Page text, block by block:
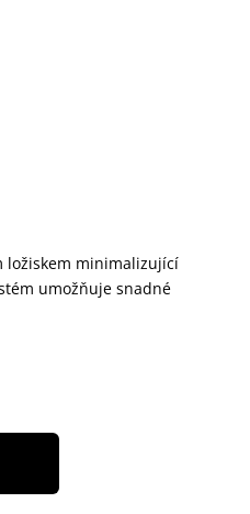
ložiskem minimalizující
umožňuje snadné